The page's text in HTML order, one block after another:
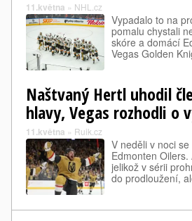
11.května » NHL.cz
Vypadalo to na
pomalu chystali
skóre a domácí
Vegas Golden
Naštvaný Hertl uhodil
hlavy, Vegas rozhodli o
11.května » Ruik.cz
V neděli v noci
Edmonten
jelikož v sérii
do prodloužení,